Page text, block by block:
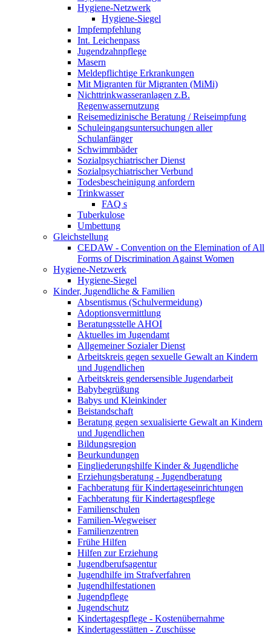
Hygiene-Netzwerk
Hygiene-Siegel
Impfempfehlung
Int. Leichenpass
Jugendzahnpflege
Masern
Meldepflichtige Erkrankungen
Mit Migranten für Migranten (MiMi)
Nichttrinkwasseranlagen z.B.
Regenwassernutzung
Reisemedizinische Beratung / Reiseimpfung
Schuleingangsuntersuchungen aller
Schulanfänger
Schwimmbäder
Sozialpsychiatrischer Dienst
Sozialpsychiatrischer Verbund
Todesbescheinigung anfordern
Trinkwasser
FAQ s
Tuberkulose
Umbettung
Gleichstellung
CEDAW - Convention on the Elemination of All
Forms of Discrimination Against Women
Hygiene-Netzwerk
Hygiene-Siegel
Kinder, Jugendliche & Familien
Absentismus (Schulvermeidung)
Adoptionsvermittlung
Beratungsstelle AHOI
Aktuelles im Jugendamt
Allgemeiner Sozialer Dienst
Arbeitskreis gegen sexuelle Gewalt an Kindern
und Jugendlichen
Arbeitskreis gendersensible Jugendarbeit
Babybegrüßung
Babys und Kleinkinder
Beistandschaft
Beratung gegen sexualisierte Gewalt an Kindern
und Jugendlichen
Bildungsregion
Beurkundungen
Eingliederungshilfe Kinder & Jugendliche
Erziehungsberatung - Jugendberatung
Fachberatung für Kindertageseinrichtungen
Fachberatung für Kindertagespflege
Familienschulen
Familien-Wegweiser
Familienzentren
Frühe Hilfen
Hilfen zur Erziehung
Jugendberufsagentur
Jugendhilfe im Strafverfahren
Jugendhilfestationen
Jugendpflege
Jugendschutz
Kindertagespflege - Kostenübernahme
Kindertagesstätten - Zuschüsse